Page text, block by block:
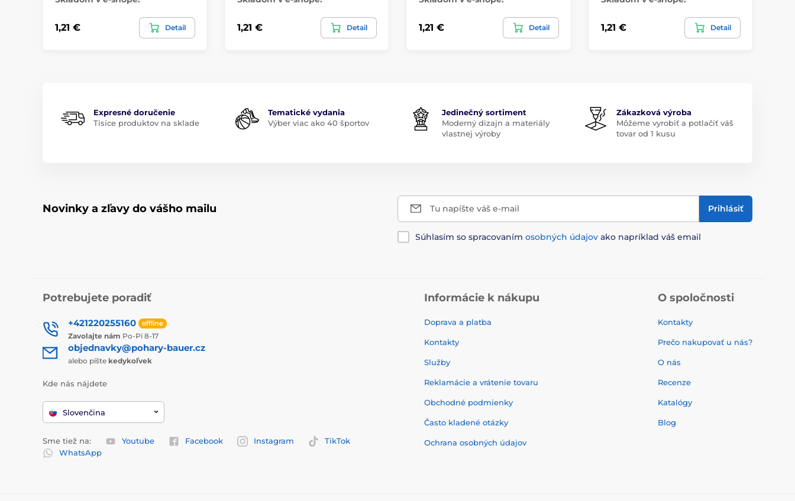
1,21 € Detail 1,21 € Detail 1,21 € Detail 1,21 € Detail
Expresné doručenie
Tisíce produktov na sklade
Tematické vydania
Výber viac ako 40 športov
Jedinečný sortiment
Moderný dizajn a materiály
vlastnej výroby
Zákazková výroba
Môžeme vyrobiť a potlačiť váš
tovar od 1 kusu
Novinky a zľavy do vášho mailu Tu napíšte váš e-mail Prihlásiť
Súhlasím so spracovaním osobných údajov ako napríklad váš email
Potrebujete poradiť
+421220255160 offline
Zavolajte nám Po-Pi 8-17
objednavky@pohary-bauer.cz
alebo píšte kedykoľvek
Kde nás nájdete
Slovenčina
Sme tiež na: Youtube Facebook Instagram
TikTok
WhatsApp
Informácie k nákupu
Doprava a platba
Kontakty
Služby
Reklamácie a vrátenie tovaru
Obchodné podmienky
Často kladené otázky
Ochrana osobných údajov
O spoločnosti
Kontakty
Prečo nakupovať u nás?
O nás
Recenze
Katalógy
Blog